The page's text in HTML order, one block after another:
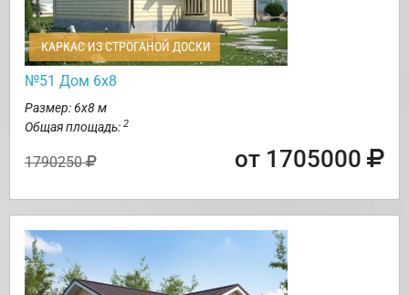
КАРКАС ИЗ СТРОГАНОЙ ДОСКИ
№51 Дом 6х8
Размер: 6х8 м
Общая площадь: 2
1790250 от 1705000